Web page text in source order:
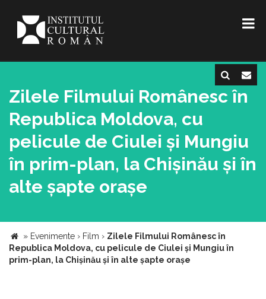
Zilele Filmului Românesc în
Republica Moldova, cu
pelicule de Ciulei și Mungiu
în prim-plan, la Chișinău și în
alte șapte orașe
» Evenimente › Film › Zilele Filmului Românesc în
Republica Moldova, cu pelicule de Ciulei și Mungiu în
prim-plan, la Chișinău și în alte șapte orașe